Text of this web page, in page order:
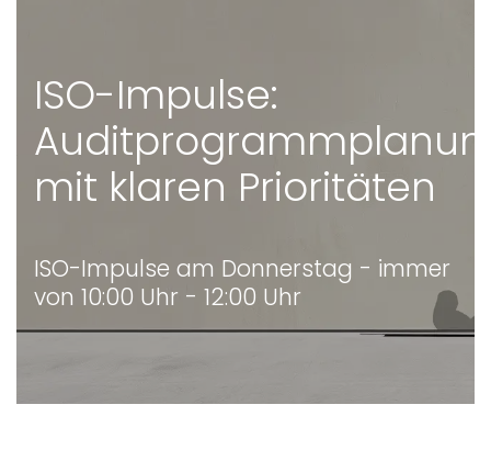
ISO-Impulse:
mit klaren Prioritäten
ISO-Impulse am Donnerstag - immer
von 10:00 Uhr - 12:00 Uhr